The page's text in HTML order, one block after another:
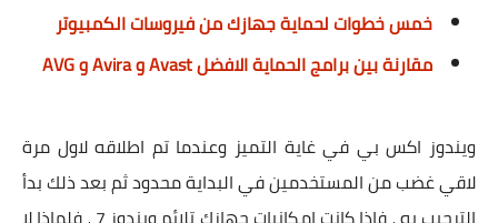
خمس خطوات لحماية جهازك من فيروسات الكمبيوتر
مقارنة بين برامج الحماية الافضل Avast و Avira و AVG
ويندوز اكس بي في غاية التميز وعندما تم اطلاقه لاول مرة
لاقي غضب من المستخدمين في البداية محدود ثم بعد ذلك بدأ